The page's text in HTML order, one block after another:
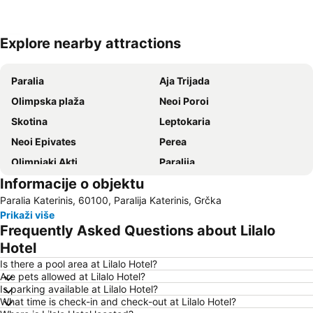
Explore nearby attractions
Paralia
Aja Trijada
Olimpska plaža
Neoi Poroi
Skotina
Leptokaria
Neoi Epivates
Perea
Olimpiaki Akti
Paralija
Mesagala
Limani Paralia Katerini
Potamos
Plastira Kalamaria
Luks Solun
Korinos
Kallithea
Nea Krini
Paratiritirio Neas Agathoupolis
Mediterranean Cosmos
Ladadika Quarter
Informacije o objektu
Paralia Katerinis, 60100, Paralija Katerinis, Grčka
Prikaži više
Frequently Asked Questions about Lilalo
Ηotel
Is there a pool area at Lilalo Ηotel?
Are pets allowed at Lilalo Ηotel?
Is parking available at Lilalo Ηotel?
What time is check-in and check-out at Lilalo Ηotel?